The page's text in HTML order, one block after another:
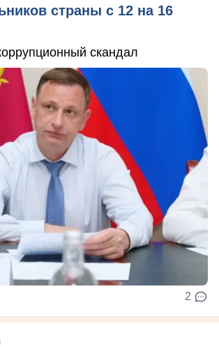
страны с 12 на 16
скандал
2